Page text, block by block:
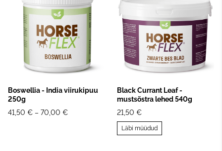
Boswellia - India viirukipuu
250g
41,50 € – 70,00 €
Black Currant Leaf -
mustsõstra lehed 540g
21,50 €
Läbi müüdud